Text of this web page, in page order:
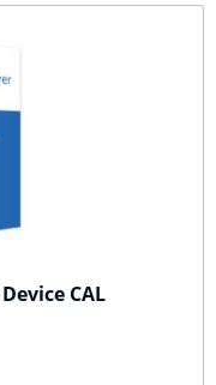
CAL